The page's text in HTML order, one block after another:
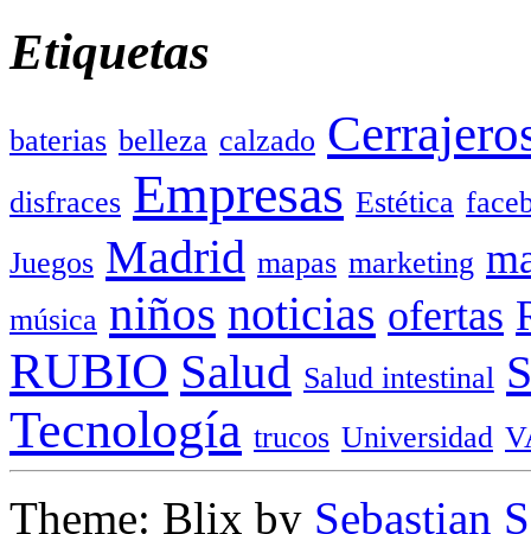
Etiquetas
baterias belleza calzado
disfraces Empresas Estética
Juegos Madrid mapas marketing
música niños noticias ofertas
RUBIO Salud Salud intestinal
Tecnología trucos Universidad
Theme: Blix by Sebastian